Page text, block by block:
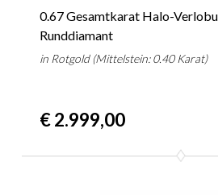
0.67 Gesamtkarat Halo-
Runddiamant
in Rotgold (Mittelstein: 0.40 Karat)
€ 2.999,00